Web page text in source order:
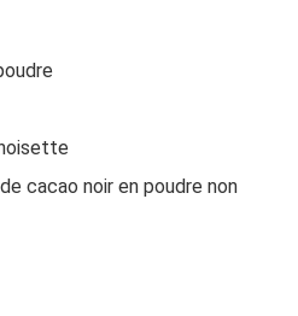
cacao noir en poudre non